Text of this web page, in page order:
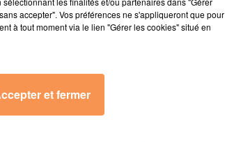
accepter". Vos préférences ne s'appliqueront que pour
à tout moment via le lien "Gérer les cookies" situé en
et fermer